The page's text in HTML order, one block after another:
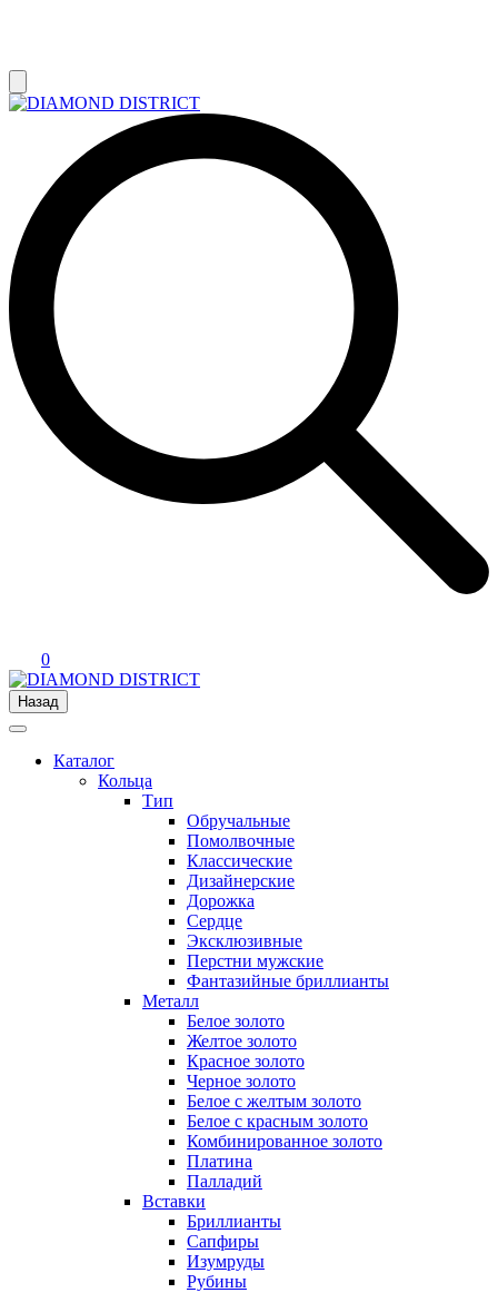
0
Назад
Каталог
Кольца
Тип
Обручальные
Помолвочные
Классические
Дизайнерские
Дорожка
Сердце
Эксклюзивные
Перстни мужские
Фантазийные бриллианты
Металл
Белое золото
Желтое золото
Красное золото
Черное золото
Белое с желтым золото
Белое с красным золото
Комбинированное золото
Платина
Палладий
Вставки
Бриллианты
Сапфиры
Изумруды
Рубины